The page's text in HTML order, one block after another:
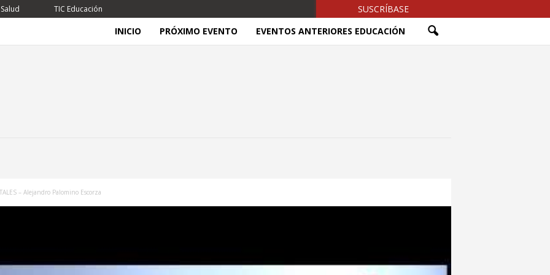
TIC Educación
SUSCRÍBASE
INICIO
PRÓXIMO EVENTO EVENTOS ANTERIORES EDUCACIÓN
– Alejandro Palomino Escorza